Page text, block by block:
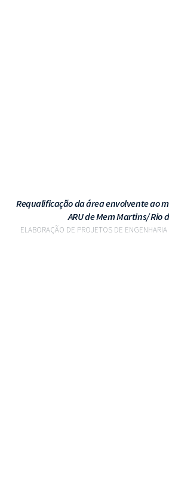
Requalificação da área envolvente ao
ARU de Mem Martins/ Rio
ELABORAÇÃO DE PROJETOS DE ENGENHARIA